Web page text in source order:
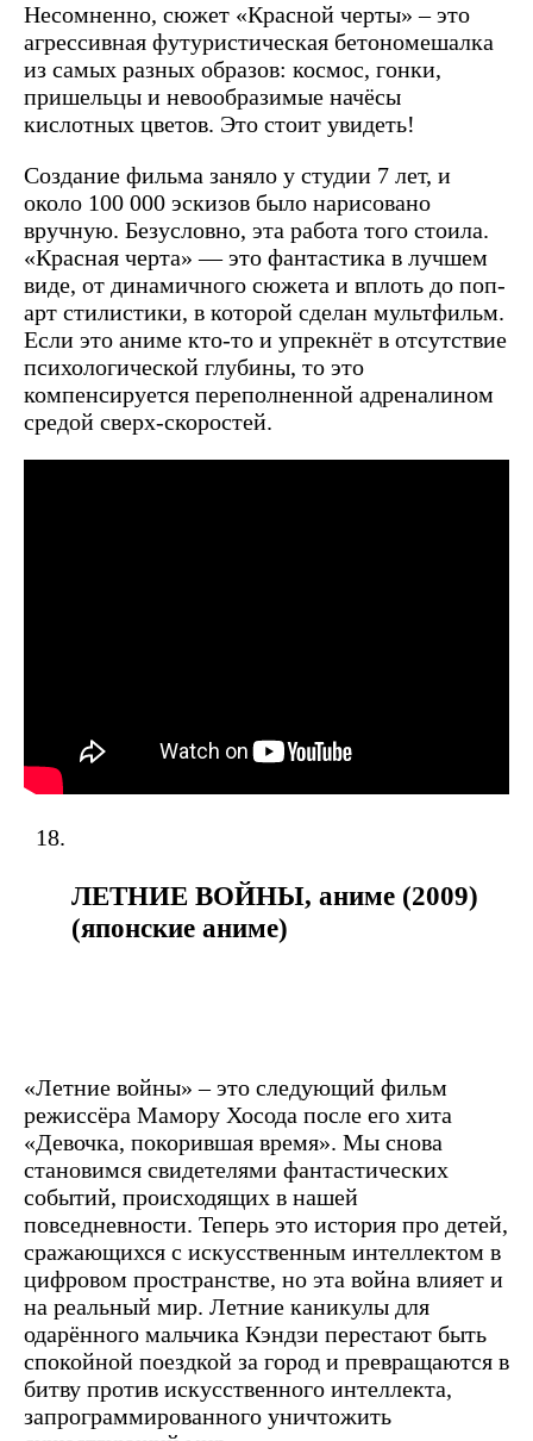
Несомненно, сюжет «Красной черты» – это
агрессивная футуристическая бетономешалка
из самых разных образов: космос, гонки,
пришельцы и невообразимые начёсы
кислотных цветов. Это стоит увидеть!
Создание фильма заняло у студии 7 лет, и
около 100 000 эскизов было нарисовано
вручную. Безусловно, эта работа того стоила.
«Красная черта» ­­­­— это фантастика в лучшем
виде, от динамичного сюжета и вплоть до поп-
арт стилистики, в которой сделан мультфильм.
Если это аниме кто-то и упрекнёт в отсутствие
психологической глубины, то это
компенсируется переполненной адреналином
средой сверх-скоростей.
ЛЕТНИЕ ВОЙНЫ, аниме (2009)
(японские аниме)
«Летние войны» – это следующий фильм
режиссёра Мамору Хосода после его хита
«Девочка, покорившая время». Мы снова
становимся свидетелями фантастических
событий, происходящих в нашей
повседневности. Теперь это история про детей,
сражающихся с искусственным интеллектом в
цифровом пространстве, но эта война влияет и
на реальный мир. Летние каникулы для
одарённого мальчика Кэндзи перестают быть
спокойной поездкой за город и превращаются в
битву против искусственного интеллекта,
запрограммированного уничтожить